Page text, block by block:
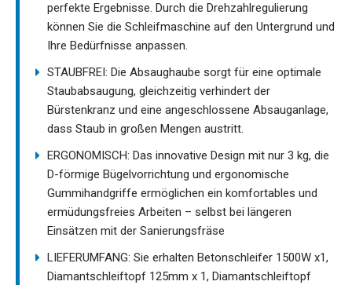
perfekte Ergebnisse. Durch die Drehzahlregulierung
können Sie die Schleifmaschine auf den Untergrund und
Ihre Bedürfnisse anpassen.
STAUBFREI: Die Absaughaube sorgt für eine optimale
Staubabsaugung, gleichzeitig verhindert der
Bürstenkranz und eine angeschlossene Absauganlage,
dass Staub in großen Mengen austritt.
ERGONOMISCH: Das innovative Design mit nur 3 kg, die
D-förmige Bügelvorrichtung und ergonomische
Gummihandgriffe ermöglichen ein komfortables und
ermüdungsfreies Arbeiten – selbst bei längeren
Einsätzen mit der Sanierungsfräse
LIEFERUMFANG: Sie erhalten Betonschleifer 1500W x1,
Diamantschleiftopf 125mm x 1, Diamantschleiftopf